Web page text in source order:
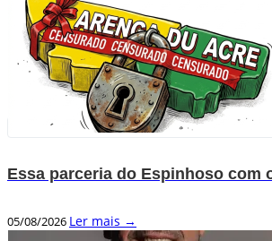
Essa parceria do Espinhoso com
05/08/2026 Ler mais →